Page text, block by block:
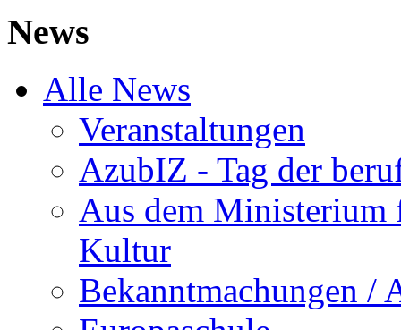
News
Alle News
Veranstaltungen
AzubIZ - Tag der
Aus dem Ministerium
Kultur
Bekanntmachungen /